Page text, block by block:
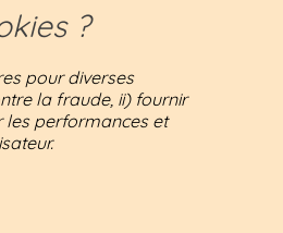
?
pour diverses
la fraude, ii) fournir
les performances et